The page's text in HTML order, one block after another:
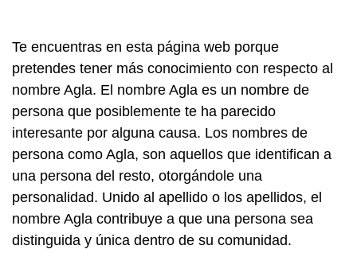
Te encuentras en esta página web porque
pretendes tener más conocimiento con respecto al
nombre Agla. El nombre Agla es un nombre de
persona que posiblemente te ha parecido
interesante por alguna causa. Los nombres de
persona como Agla, son aquellos que identifican a
una persona del resto, otorgándole una
personalidad. Unido al apellido o los apellidos, el
nombre Agla contribuye a que una persona sea
distinguida y única dentro de su comunidad.